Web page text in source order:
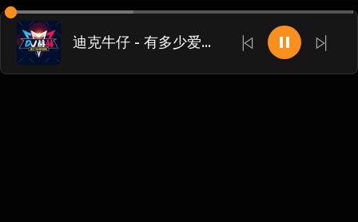
迪克牛仔 - 有多少爱可以重来(Dj赫赫 ProgHouse Rmx 2024)